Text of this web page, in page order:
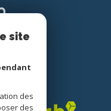
site
des
des